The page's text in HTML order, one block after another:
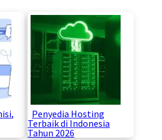
Penyedia Hosting
Terbaik di Indonesia
Tahun 2026